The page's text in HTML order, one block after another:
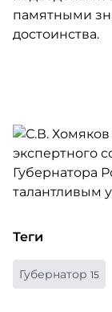
памятными
достоинства.
Теги
Губернатор 15